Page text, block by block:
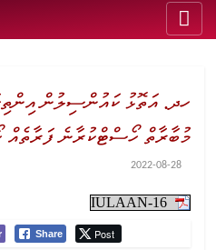
ހދ. އަތޮޅު ކައުންސިލުން
މުބާރާތް ހޯސްޓްކުރާނެ ފަރާތެއް
2022-08-28
IULAAN-16
Share Post